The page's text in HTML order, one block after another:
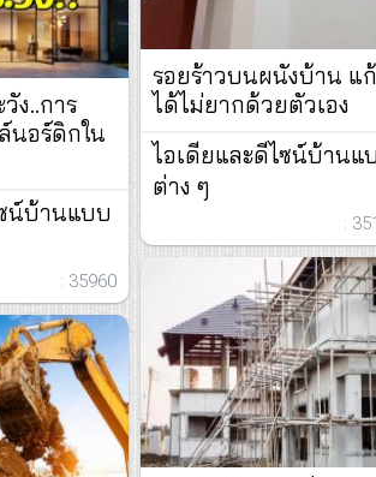
ง..การ
นอร์ดิกใน
น์บ้านแบบ
: 35960
รอยร้าวบนผนังบ้าน แก้
ได้ไม่ยากด้วยตัวเอง
ไอเดียและดีไซน์บ้านแ
ต่าง ๆ
: